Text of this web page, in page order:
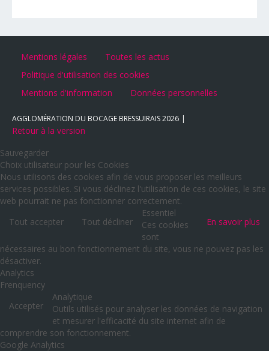
Mentions légales
Toutes les actus
Politique d'utilisation des cookies
Mentions d'information
Données personnelles
AGGLOMÉRATION DU BOCAGE BRESSUIRAIS2026
Retour à la version
Sauvegarder
Choix utilisateur pour les Cookies
Nous utilisons des cookies afin de vous proposer les meilleurs
services possibles. Si vous déclinez l'utilisation de ces cookies, le site
web pourrait ne pas fonctionner correctement.
Tout accepter
Tout décliner En savoir plus
Essentiel
Ces cookies
sont
nécessaires au bon fonctionnement du site, vous ne pouvez pas les
désactiver.
Analytics
Frenquency
Accepter
Analytique
Outils utilisés pour analyser les données de navigation
et mesurer l'efficacité du site internet afin de
comprendre son fonctionnement.
Google Analytics